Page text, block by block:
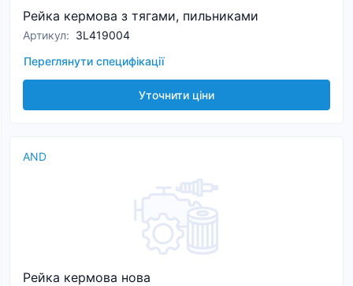
Рейка кермова з тягами, пильниками
Артикул: 3L419004
Переглянути специфікації
Уточнити ціни
AND
Рейка кермова нова